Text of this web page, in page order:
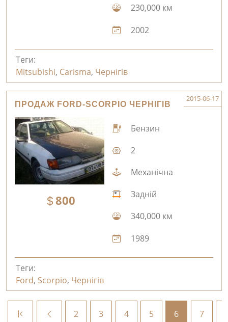
230,000 км
2002
Теги:
Mitsubishi, Carisma, Чернігів
ПРОДАЖ FORD-SCORPIO ЧЕРНІГІВ
2015-06-17
800
Бензин
2
Механічна
Задній
340,000 км
1989
Теги:
Ford, Scorpio, Чернігів
2 3 4 5 6 7